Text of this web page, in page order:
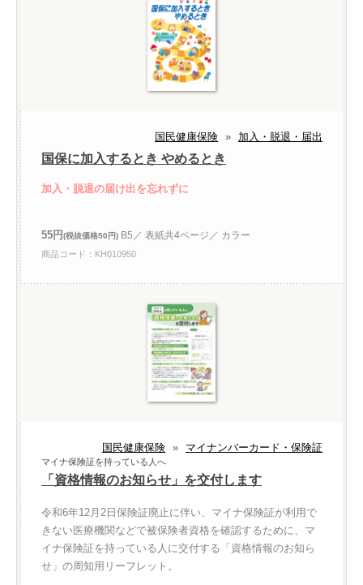
国民健康保険 » 加入・脱退・届出
国保に加入するとき やめるとき
加入・脱退の届け出を忘れずに
55円(税抜価格50円) B5／ 表紙共4ページ／ カラー
商品コード：KH010950
国民健康保険 » マイナンバーカード・保険証
マイナ保険証を持っている人へ
「資格情報のお知らせ」を交付します
令和6年12月2日保険証廃止に伴い、マイナ保険証が利用で
きない医療機関などで被保険者資格を確認するために、マ
イナ保険証を持っている人に交付する「資格情報のお知ら
せ」の周知用リーフレット。